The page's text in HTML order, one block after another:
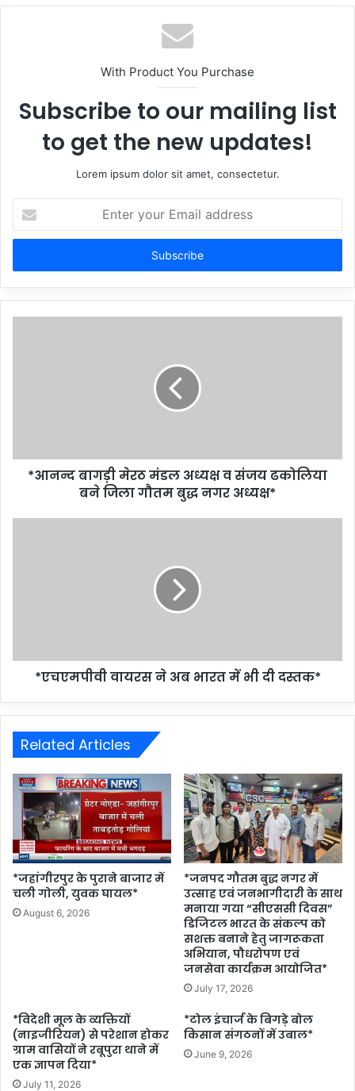
With Product You Purchase
Subscribe to our mailing list
to get the new updates!
Lorem ipsum dolor sit amet, consectetur.
your
Email
*आनन्द बागड़ी मेरठ मंडल अध्यक्ष व संजय ढकोलिया
बने जिला गौतम बुद्ध नगर अध्यक्ष*
*एचएमपीवी वायरस ने अब भारत में भी दी दस्तक*
Related Articles
*जहांगीरपुर के पुराने बाजार में
चली गोली, युवक घायल*
August 6, 2026
*जनपद गौतम बुद्ध नगर में
उत्साह एवं जनभागीदारी के साथ
मनाया गया “सीएससी दिवस”
डिजिटल भारत के संकल्प को
सशक्त बनाने हेतु जागरूकता
अभियान, पौधरोपण एवं
जनसेवा कार्यक्रम आयोजित*
July 17, 2026
*विदेशी मूल के व्यक्तियों
(नाइजीरियन) से परेशान होकर
ग्राम वासियों ने रबूपुरा थाने में
एक ज्ञापन दिया*
July 11, 2026
*टोल इंचार्ज के बिगड़े बोल
किसान संगठनों में उबाल*
June 9, 2026